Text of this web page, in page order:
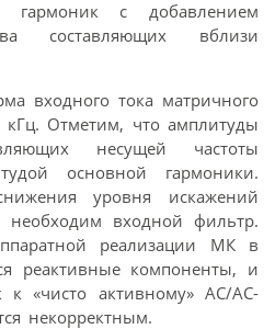
с добавлением
составляющих вблизи
входного тока матричного
кГц. Отметим, что амплитуды
несущей частоты
основной гармоники.
уровня искажений
входной фильтр.
реализации МК в
реактивные компоненты, и
«чисто активному» АС/АС-
некорректным.